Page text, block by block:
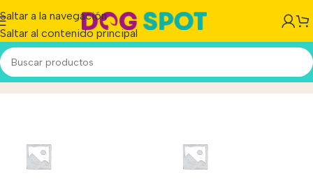
Saltar a la navegación
Saltar al contenido principal
03471Inicio/Producto